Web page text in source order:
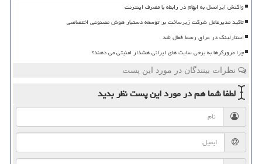
واکنش ایرانسل به ابهام در رابطه با مصرف اینترنت
تاکید مدیرعامل شرکت زیرساخت بر توسعه دستیار هوش مصنوعی اختصاصی
استارلینک در عراق رسما فعال شد
چرا مرورگرها به برخی سایت های ایرانی هشدار امنیتی می دهند؟
نظرات بینندگان در مورد این پست
لطفا شما همدر مورد این پستنظر بدید